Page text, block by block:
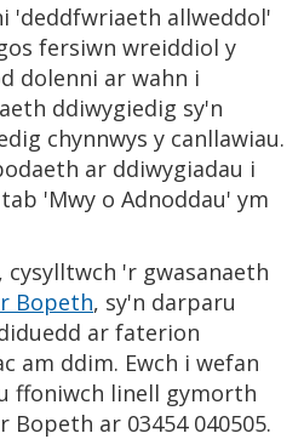
'deddfwriaeth allweddol'
fersiwn wreiddiol y
dolenni ar wahn i
ddiwygiedig sy'n
chynnwys y canllawiau.
ar ddiwygiadau i
'Mwy o Adnoddau' ym
'r gwasanaeth
Bopeth, sy'n darparu
ar faterion
am ddim. Ewch i wefan
ffoniwch linell gymorth
Bopeth ar 03454 040505.